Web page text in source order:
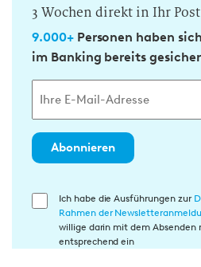
3 Wochen direkt in Ihr
9.000+Personen haben
im Banking bereits
Abonnieren
E
Ich habe die Ausführungen zur
Rahmen der
willige darin mit dem Absenden
entsprechend ein